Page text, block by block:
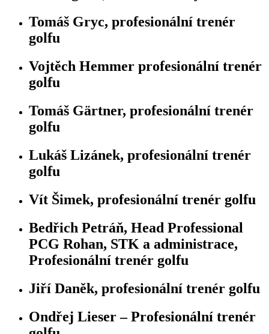
Tomáš Gryc, profesionální trenér
golfu
Vojtěch Hemmer profesionální trenér
golfu
Tomáš Gärtner, profesionální trenér
golfu
Lukáš Lizánek, profesionální trenér
golfu
Vít Šimek, profesionální trenér golfu
Bedřich Petráň, Head Professional
PCG Rohan, STK a administrace,
Profesionální trenér golfu
Jiří Daněk, profesionální trenér golfu
Ondřej Lieser – Profesionální trenér